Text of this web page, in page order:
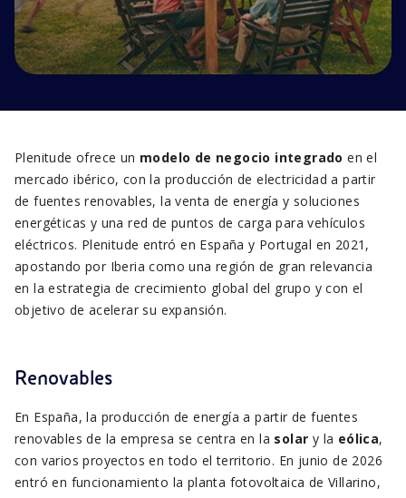
Plenitude ofrece un modelo de negocio integrado en el
mercado ibérico, con la producción de electricidad a partir
de fuentes renovables, la venta de energía y soluciones
energéticas y una red de puntos de carga para vehículos
eléctricos. Plenitude entró en España y Portugal en 2021,
apostando por Iberia como una región de gran relevancia
en la estrategia de crecimiento global del grupo y con el
objetivo de acelerar su expansión.
Renovables
En España, la producción de energía a partir de fuentes
renovables de la empresa se centra en la solar y la eólica,
con varios proyectos en todo el territorio. En junio de 2026
entró en funcionamiento la planta fotovoltaica de Villarino,